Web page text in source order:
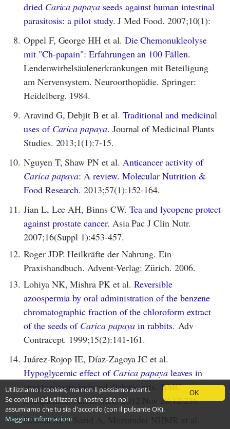
dried Carica papaya seeds against human intestinal
parasitosis: a pilot study. J Med Food. 2007;10(1):
8. Oppel F, George HH et al. Die Chemonukleolyse
mit "Ch-papain": Erfahrungen an 100 Fällen.
Lendenwirbelsäulenerkrankungen mit Beteiligung
am Nervensystem. Neuroorthopädie. Springer:
Heidelberg. 1984.
9. Aravind G, Debjit B et al. Traditional and medicinal
uses of Carica papaya. Journal of Medicinal Plants
Studies. 2013;1(1):7-15.
10. Nguyen T, Shaw PN et al. Anticancer activity of
Carica papaya: A review. Molecular Nutrition &
Food Research. 2013;57(1):152-164.
11. Jian L, Lee AH, Binns CW. Tea and lycopene protect
against prostate cancer. Asia Pac J Clin Nutr.
2007;16(Suppl 1):453-457.
12. Roger JDP. Heilkräfte der Nahrung. Ein
Praxishandbuch. Advent-Verlag: Zürich. 2006.
13. Lohiya NK, Mishra PK et al. Reversible
azoospermia by oral administration of the benzene
chromatographic fraction of the chloroform extract
of the seeds of Carica papaya in rabbits. Adv
Contracept. 1999;15(2):141-161.
14. Juárez-Rojop IE, Díaz-Zagoya JC et al.
Hypoglycemic effect of Carica papaya leaves in
streptozotocin-induced diabetic rats.
BMC
Complement Altern Med. 2012 Nov 28;12:236.
15. Khatun MN, Saeid A, Mozumder NHMR et al.
OK
Utilizziamo i cookies, ma non li passiamo avanti.
Se continui ad utilizzare il nostro sito noi
assumiamo che tu sia d'accordo (con il pulsante OK).
Maggiori informazioni